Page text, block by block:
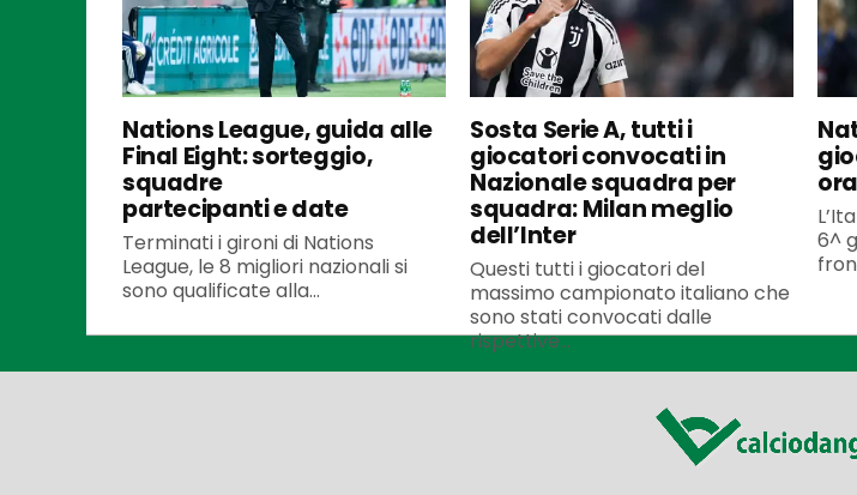
Nations League, guida alle
Final Eight: sorteggio,
squadre
partecipanti e date
Terminati i gironi di Nations
League, le 8 migliori nazionali si
sono qualificate alla...
Sosta Serie A, tutti i
giocatori convocati in
Nazionale squadra per
squadra: Milan meglio
dell’Inter
Questi tutti i giocatori del
massimo campionato italiano che
sono stati convocati dalle
rispettive...
6^